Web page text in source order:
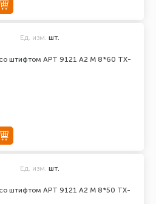
штифтом АРТ 9121 А2 M 8*60 TX-
Ед. изм. шт.
штифтом АРТ 9121 А2 M 8*50 TX-
Ед. изм. шт.